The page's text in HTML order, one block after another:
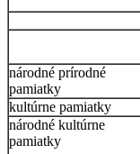
národné prírodné
pamiatky
kultúrne pamiatky
národné kultúrne
pamiatky